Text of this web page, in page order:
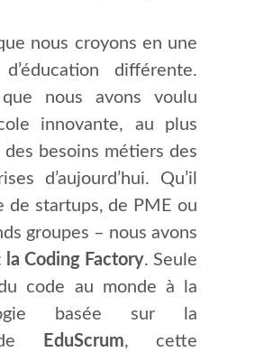
nous croyons en une
différente.
que nous avons voulu
innovante, au plus
des besoins métiers des
d’aujourd’hui. Qu’il
de startups, de PME ou
groupes – nous avons
la Coding Factory. Seule
code au monde à la
basée sur la
EduScrum, cette